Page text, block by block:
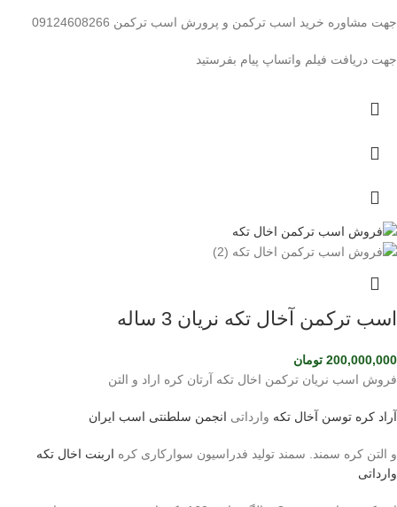
جهت مشاوره خرید اسب ترکمن و پرورش اسب ترکمن 09124608266
جهت دریافت فیلم واتساپ پیام بفرستید
اسب ترکمن آخال تکه نریان 3 ساله
200,000,000 تومان
فروش اسب نریان ترکمن اخال تکه آرتان کره اراد و التن
آراد کره توسن آخال تکه وارداتی انجمن سلطنتی اسب ایران
و التن کره سمند. سمند تولید فدراسیون سوارکاری کره اربنت اخال تکه
وارداتی